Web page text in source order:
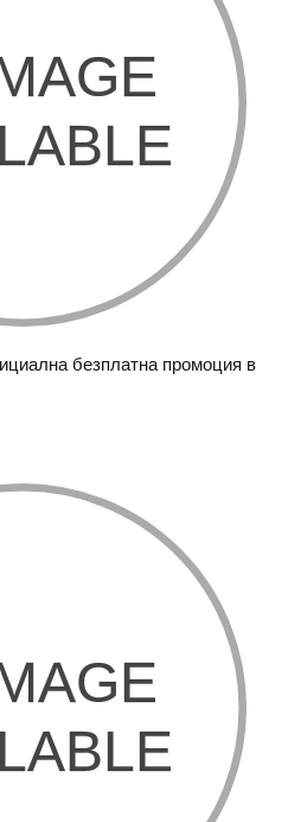
безплатна промоция в